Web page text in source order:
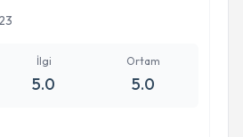
İlgi
5.0
Ortam
5.0